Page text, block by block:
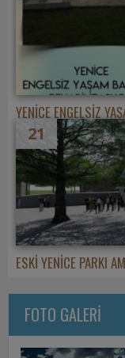
YENİCE ENGELSİZ
21
ESKİ YENİCE PARKI
FOTO GALERİ